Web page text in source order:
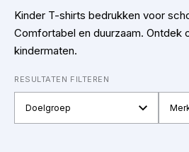
Kinder T-shirts bedrukken voor
Comfortabel en duurzaam. Ontdek
kindermaten.
RESULTATEN FILTEREN
Doelgroep